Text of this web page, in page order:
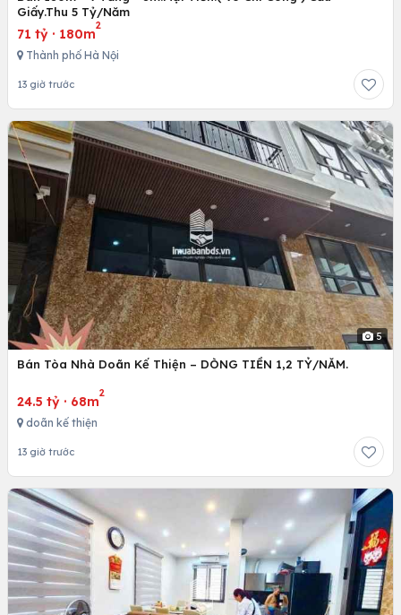
Giấy.Thu 5 Tỷ/Năm
71 tỷ · 180m
2
Thành phố Hà Nội
13 giờ trước
5
Bán Tòa Nhà Doãn Kế Thiện – DÒNG TIỀN 1,2 TỶ/NĂM.
24.5 tỷ · 68m
2
doãn kế thiện
13 giờ trước